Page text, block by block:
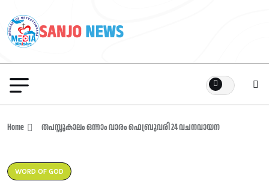
Home തപസ്സുകാലം ഒന്നാം വാരം ഫെബ്രുവരി 24 വചനവായന
WORD OF GOD